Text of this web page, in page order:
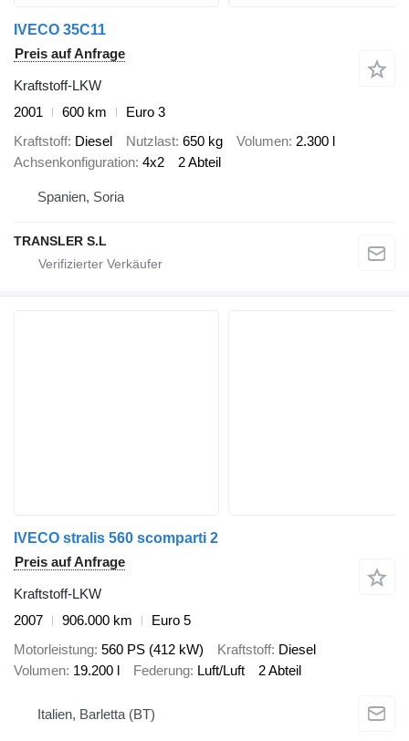
IVECO 35C11
Preis auf Anfrage
Kraftstoff-LKW
2001
600 km
Euro 3
Kraftstoff Diesel Nutzlast 650 kg Volumen 2.300 l
Achsenkonfiguration 4x2 2 Abteil
Spanien, Soria
TRANSLER S.L
IVECO stralis 560 scomparti 2
Preis auf Anfrage
Kraftstoff-LKW
2007
906.000 km
Euro 5
Motorleistung 560 PS (412 kW) Kraftstoff Diesel
Volumen 19.200 l Federung Luft/Luft 2 Abteil
Italien, Barletta (BT)